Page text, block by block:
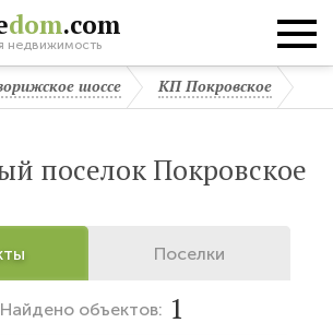
dom.com
недвижимость
шоссе КП Покровское
поселок Покровское
Поселки
Найденообъектов: 1